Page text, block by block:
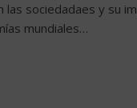
las sociedadaes y su
mundiales…